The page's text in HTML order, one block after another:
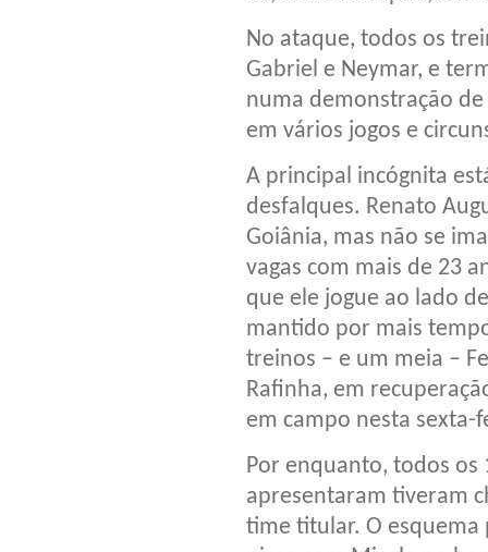
No ataque, todos os
Gabriel e Neymar, e
numa demonstração
em vários jogos e
A principal incógnita
desfalques. Renato
Goiânia, mas não se
vagas com mais de 23
que ele jogue ao lado
mantido por mais
treinos – e um meia –
Rafinha, em
em campo nesta sexta-
Por enquanto, todos os
apresentaram tiveram
time titular. O esquema